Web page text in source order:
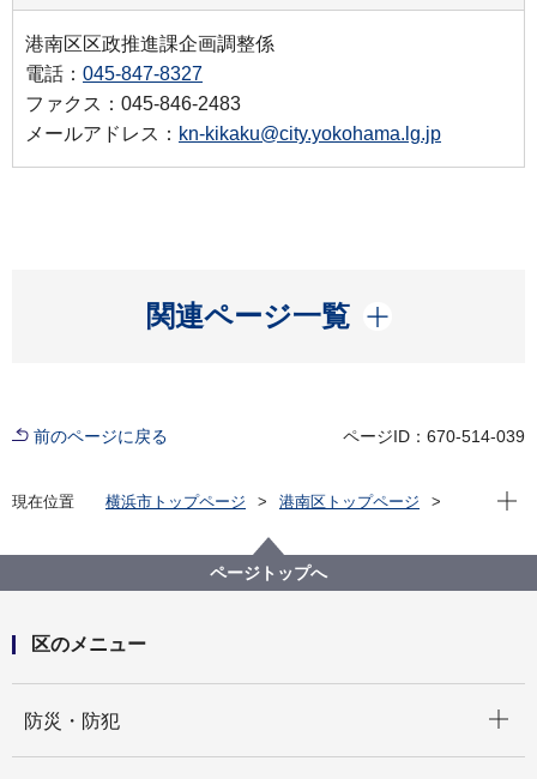
港南区区政推進課企画調整係
電話： 045-847-8327
ファクス：045-846-2483
メールアドレス： kn-kikaku@city.yokohama.lg.jp
関連ページ一覧
開く
前のページに戻る ページID：670-514-039
現在位置 横浜市トップページ
港南区トップページ
現在
ページトップへ
区のメニュー
防災・防犯